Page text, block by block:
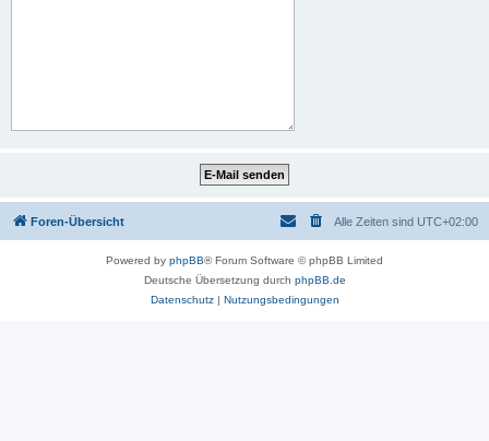
Foren-Übersicht Alle Zeiten sind UTC+02:00
Powered by phpBB® Forum Software © phpBB Limited
Deutsche Übersetzung durch phpBB.de
Datenschutz| Nutzungsbedingungen